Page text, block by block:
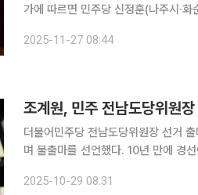
가에 따르면 민주당 신정훈(나주시·
으로 보인다. 나주 출신인 신 의
2025-11-27 08:44
조계원, 민주 전남도당위원
더불어민주당 전남도당위원장 선거
며 불출마를 선언했다. 10년 만에 경선이 치러질 것으로 예상됐던 전남도당위원장 선거는 김원이 의
불어민주당 전남도당의 화합과 단결,
2025-10-29 08:31